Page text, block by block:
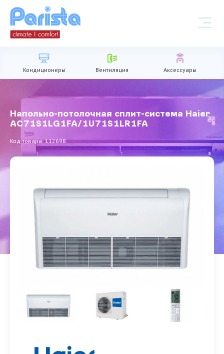
Кондиционеры Вентиляция Аксессуары
Напольно-потолочная сплит-система Haier
AC71S1LG1FA/1U71S1LR1FA
Код товара: 112698